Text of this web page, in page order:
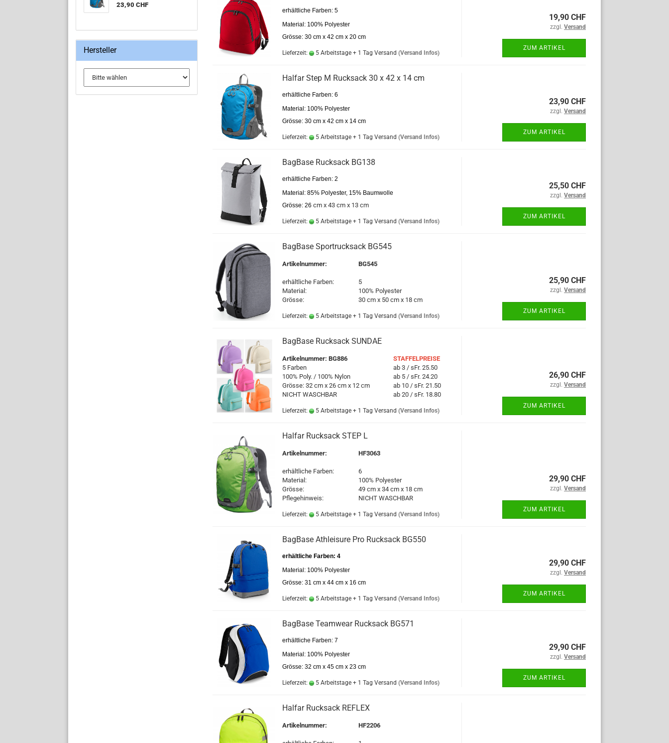
erhältliche Farben: 5
Material: 100% Polyester
Grösse: 30 cm x 42 cm x 20 cm
Lieferzeit: 5 Arbeitstage + 1 Tag Versand (Versand Infos)
19,90 CHF
zzgl. Versand
ZUM ARTIKEL
Halfar Step M Rucksack 30 x 42 x 14 cm
erhältliche Farben: 6
Material: 100% Polyester
Grösse: 30 cm x 42 cm x 14 cm
Lieferzeit: 5 Arbeitstage + 1 Tag Versand (Versand Infos)
23,90 CHF
zzgl. Versand
ZUM ARTIKEL
BagBase Rucksack BG138
erhältliche Farben: 2
Material: 85% Polyester, 15% Baumwolle
Grösse: 26 cm x 43 cm x 13 cm
Lieferzeit: 5 Arbeitstage + 1 Tag Versand (Versand Infos)
25,50 CHF
zzgl. Versand
ZUM ARTIKEL
BagBase Sportrucksack BG545
Artikelnummer: BG545
erhältliche Farben:
5
Material:
100% Polyester
Grösse:
30 cm x 50 cm x 18 cm
Lieferzeit: 5 Arbeitstage + 1 Tag Versand (Versand Infos)
25,90 CHF
zzgl. Versand
ZUM ARTIKEL
BagBase Rucksack SUNDAE
Artikelnummer: BG886
STAFFELPREISE
5 Farben
ab 3 / sFr. 25.50
100% Poly. / 100% Nylon
ab 5 / sFr. 24.20
Grösse: 32 cm x 26 cm x 12 cm
ab 10 / sFr. 21.50
NICHT WASCHBAR
ab 20 / sFr. 18.80
Lieferzeit: 5 Arbeitstage + 1 Tag Versand (Versand Infos)
26,90 CHF
zzgl. Versand
ZUM ARTIKEL
Halfar Rucksack STEP L
Artikelnummer: HF3063
erhältliche Farben:
6
Material:
100% Polyester
Grösse:
49 cm x 34 cm x 18 cm
Pflegehinweis:
NICHT WASCHBAR
Lieferzeit: 5 Arbeitstage + 1 Tag Versand (Versand Infos)
29,90 CHF
zzgl. Versand
ZUM ARTIKEL
BagBase Athleisure Pro Rucksack BG550
erhältliche Farben: 4
Material: 100% Polyester
Grösse: 31 cm x 44 cm x 16 cm
Lieferzeit: 5 Arbeitstage + 1 Tag Versand (Versand Infos)
29,90 CHF
zzgl. Versand
ZUM ARTIKEL
BagBase Teamwear Rucksack BG571
erhältliche Farben: 7
Material: 100% Polyester
Grösse: 32 cm x 45 cm x 23 cm
Lieferzeit: 5 Arbeitstage + 1 Tag Versand (Versand Infos)
29,90 CHF
zzgl. Versand
ZUM ARTIKEL
Halfar Rucksack REFLEX
Artikelnummer: HF2206
23,90 CHF
Hersteller